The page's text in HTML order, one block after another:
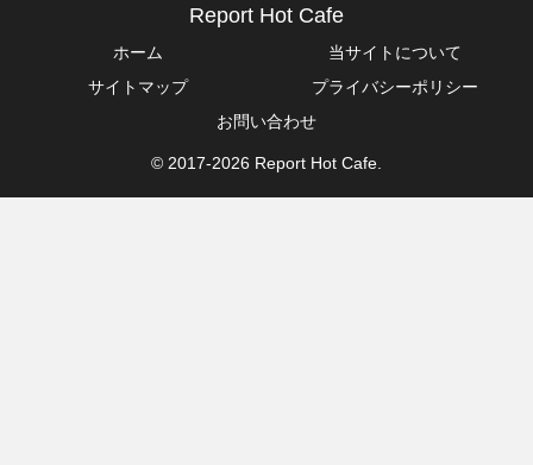
Report Hot Cafe
ホーム
当サイトについて
サイトマップ
プライバシーポリシー
お問い合わせ
© 2017-2026 Report Hot Cafe.